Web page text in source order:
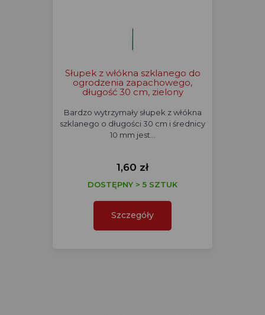
Słupek z włókna szklanego do
ogrodzenia zapachowego,
długość 30 cm, zielony
Bardzo wytrzymały słupek z włókna
szklanego o długości 30 cm i średnicy
10 mm jest…
1,60 zł
DOSTĘPNY > 5 SZTUK
Szczegóły